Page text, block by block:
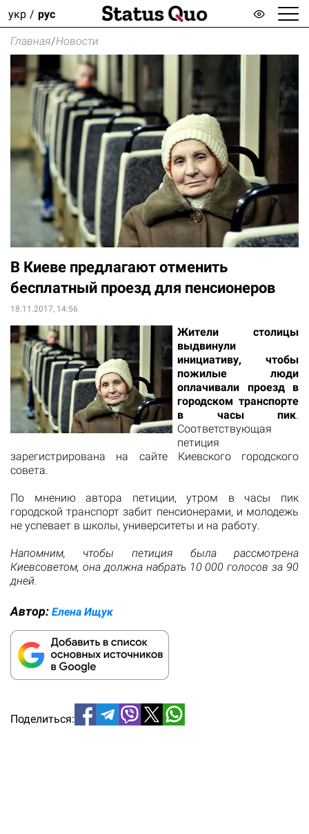
укр рус
Главная/Новости
В Киеве предлагают отменить
бесплатный проезд для пенсионеров
18.11.2017, 14:56
Жители столицы
выдвинули
инициативу, чтобы
пожилые люди
оплачивали проезд в
городском транспорте
в часы пик.
Соответствующая
петиция
зарегистрирована на сайте Киевского городского
совета.
По мнению автора петиции, утром в часы пик
городской транспорт забит пенсионерами, и молодежь
не успевает в школы, университеты и на работу.
Напомним, чтобы петиция была рассмотрена
Киевсоветом, она должна набрать 10 000 голосов за 90
дней.
Автор: Елена Ищук
Поделиться: